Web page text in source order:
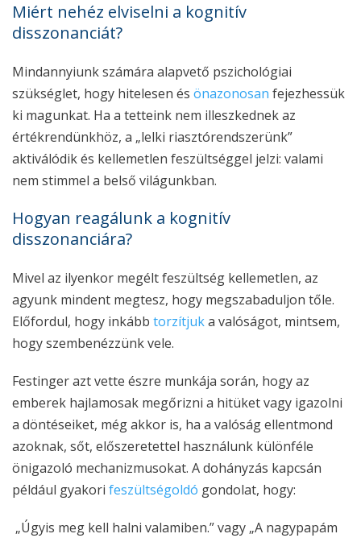
Miért nehéz elviselni a kognitív
disszonanciát?
Mindannyiunk számára alapvető pszichológiai
szükséglet, hogy hitelesen és önazonosan fejezhessük
ki magunkat. Ha a tetteink nem illeszkednek az
értékrendünkhöz, a „lelki riasztórendszerünk”
aktiválódik és kellemetlen feszültséggel jelzi: valami
nem stimmel a belső világunkban.
Hogyan reagálunk a kognitív
disszonanciára?
Mivel az ilyenkor megélt feszültség kellemetlen, az
agyunk mindent megtesz, hogy megszabaduljon tőle.
Előfordul, hogy inkább torzítjuka valóságot, mintsem,
hogy szembenézzünk vele.
Festinger azt vette észre munkája során, hogy az
emberek hajlamosak megőrizni a hitüket vagy igazolni
a döntéseiket, még akkor is, ha a valóság ellentmond
azoknak, sőt, előszeretettel használunk különféle
önigazoló mechanizmusokat. A dohányzás kapcsán
például gyakori feszültségoldó gondolat, hogy:
„Úgyis meg kell halni valamiben.” vagy „A nagypapám